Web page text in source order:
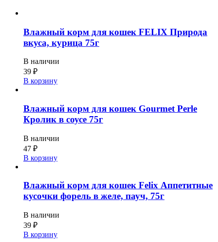
Влажный корм для кошек FELIX Природа
вкуса, курица 75г
В наличии
39 ₽
В корзину
Влажный корм для кошек Gourmet Perle
Кролик в соусе 75г
В наличии
47 ₽
В корзину
Влажный корм для кошек Felix Аппетитные
кусочки форель в желе, пауч, 75г
В наличии
39 ₽
В корзину